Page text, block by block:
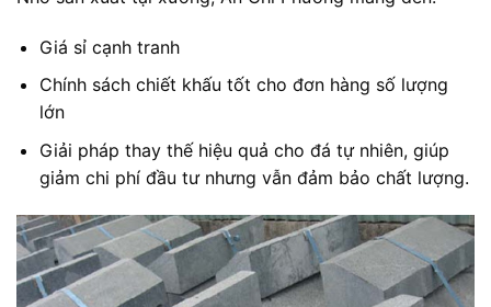
Giá sỉ cạnh tranh
Chính sách chiết khấu tốt cho đơn hàng số lượng
lớn
Giải pháp thay thế hiệu quả cho đá tự nhiên, giúp
giảm chi phí đầu tư nhưng vẫn đảm bảo chất lượng.